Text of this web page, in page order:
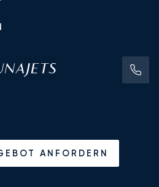
ANFORDERN